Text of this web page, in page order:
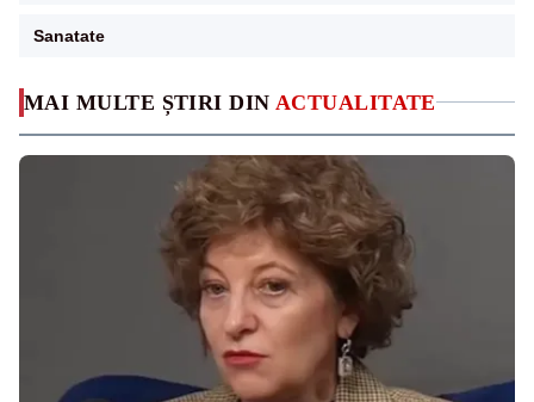
MAI MULTE ȘTIRI DIN ACTUALITATE
Sanatate